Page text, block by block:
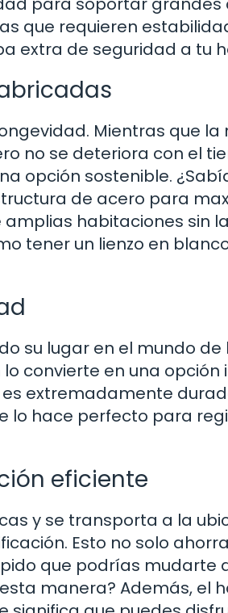
que requieren
extra de seguridad a tu
Mientras que
no se deteriora con el
opción sostenible.
de acero para
habitaciones sin
tener un lienzo en
su lugar en el mundo de
convierte en una opción
extremadamente
lo hace perfecto para
eficiente
y se transporta a la
Esto no solo
que podrías mudarte
manera? Además, el